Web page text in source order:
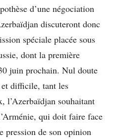
d’une négociation
discuteront donc
spéciale placée sous
dont la première
juin prochain. Nul doute
et difficile, tant les
l’Azerbaïdjan souhaitant
qui doit faire face
pression de son opinion